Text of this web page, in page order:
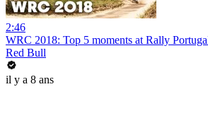
2:46
WRC 2018: Top 5 moments at Rally
Red Bull
il y a 8 ans